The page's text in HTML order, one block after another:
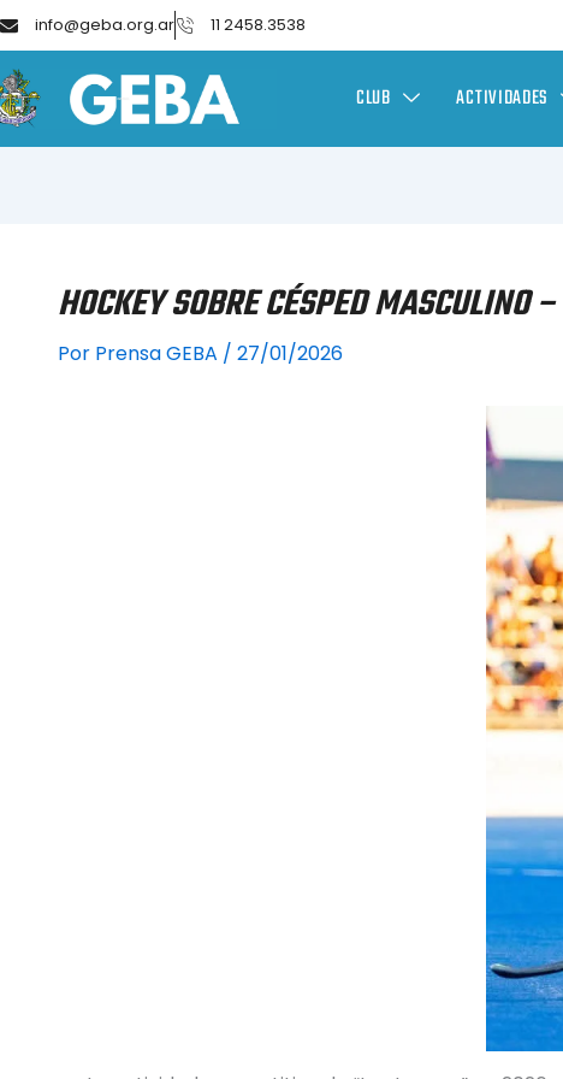
info@geba.org.ar 11 2458.3538
CLUB ACTIVIDADES
HOCKEY SOBRE CÉSPED
Por Prensa GEBA / 27/01/2026